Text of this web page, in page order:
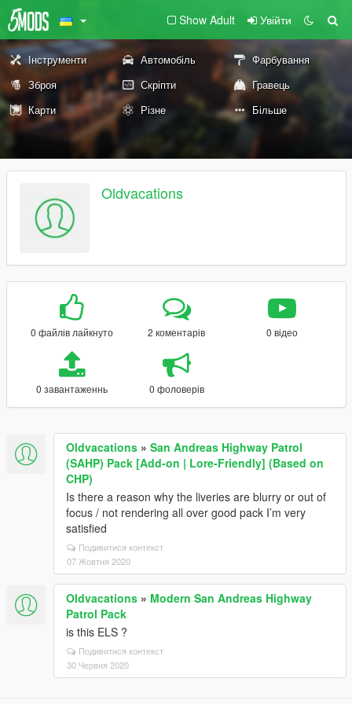
Show Adult Увійти
Інструменти Автомобіль
Фарбування
Зброя
Скріпти
Гравець
Карти
Різне Більше
Oldvacations
0 файлів лайкнуто 2 коментарів 0 відео
0 завантаженнь 0 фоловерів
Oldvacations » San Andreas Highway Patrol
(SAHP) Pack [Add-on | Lore-Friendly] (Based on
CHP)
Is there a reason why the liveries are blurry or out of
focus / not rendering all over good pack I’m very
satisfied
Подивитися контекст
07 Жовтня 2020
Oldvacations » Modern San Andreas Highway
Patrol Pack
is this ELS ?
Подивитися контекст
30 Червня 2020